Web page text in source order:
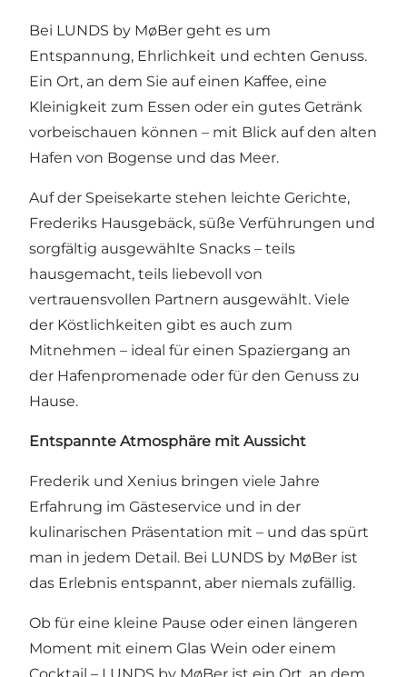
Bei LUNDS by MøBer geht es um
Entspannung, Ehrlichkeit und echten Genuss.
Ein Ort, an dem Sie auf einen Kaffee, eine
Kleinigkeit zum Essen oder ein gutes Getränk
vorbeischauen können – mit Blick auf den alten
Hafen von Bogense und das Meer.
Auf der Speisekarte stehen leichte Gerichte,
Frederiks Hausgebäck, süße Verführungen und
sorgfältig ausgewählte Snacks – teils
hausgemacht, teils liebevoll von
vertrauensvollen Partnern ausgewählt. Viele
der Köstlichkeiten gibt es auch zum
Mitnehmen – ideal für einen Spaziergang an
der Hafenpromenade oder für den Genuss zu
Hause.
Entspannte Atmosphäre mit Aussicht
Frederik und Xenius bringen viele Jahre
Erfahrung im Gästeservice und in der
kulinarischen Präsentation mit – und das spürt
man in jedem Detail. Bei LUNDS by MøBer ist
das Erlebnis entspannt, aber niemals zufällig.
Ob für eine kleine Pause oder einen längeren
Moment mit einem Glas Wein oder einem
Cocktail – LUNDS by MøBer ist ein Ort, an dem